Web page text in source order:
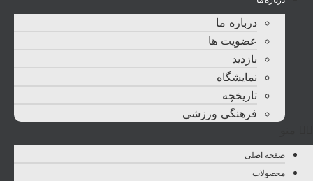
درباره ما
عضویت ها
بازدید
نمایشگاه
تاريخچه
فرهنگی ورزشی
صفحه اصلی
محصولات